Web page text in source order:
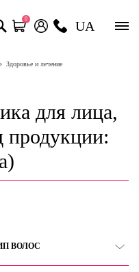
0 UA
Здоровье и лечение
для лица,
продукции:
ВОЛОС